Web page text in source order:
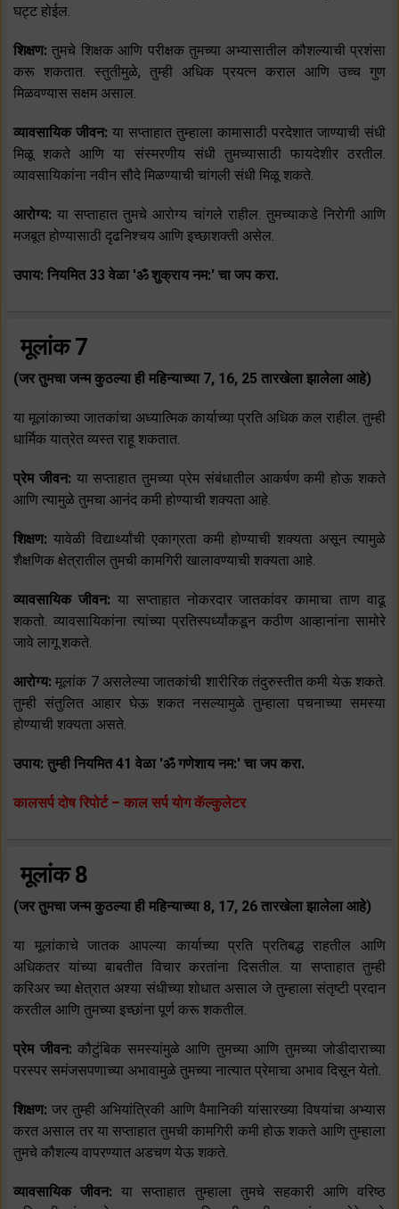
घट्ट होईल.
शिक्षण:तुमचे शिक्षक आणि परीक्षक तुमच्या अभ्यासातील कौशल्याची प्रशंसा
करू शकतात. स्तुतीमुळे, तुम्ही अधिक प्रयत्न कराल आणि उच्च गुण
मिळवण्यास सक्षम असाल.
व्यावसायिक जीवन: या सप्ताहात तुम्हाला कामासाठी परदेशात जाण्याची संधी
मिळू शकते आणि या संस्मरणीय संधी तुमच्यासाठी फायदेशीर ठरतील.
व्यावसायिकांना नवीन सौदे मिळण्याची चांगली संधी मिळू शकते.
आरोग्य:या सप्ताहात तुमचे आरोग्य चांगले राहील. तुमच्याकडे निरोगी आणि
मजबूत होण्यासाठी दृढनिश्चय आणि इच्छाशक्ती असेल.
उपाय: नियमित 33 वेळा 'ॐ शुक्राय नम:' चा जप करा.
मूलांक 7
(जर तुमचा जन्म कुठल्या ही महिन्याच्या 7, 16, 25 तारखेला झालेला आहे)
या मूलांकाच्या जातकांचा अध्यात्मिक कार्याच्या प्रति अधिक कल राहील. तुम्ही
धार्मिक यात्रेत व्यस्त राहू शकतात.
प्रेम जीवन: या सप्ताहात तुमच्या प्रेम संबंधातील आकर्षण कमी होऊ शकते
आणि त्यामुळे तुमचा आनंद कमी होण्याची शक्यता आहे.
शिक्षण: यावेळी विद्यार्थ्यांची एकाग्रता कमी होण्याची शक्यता असून त्यामुळे
शैक्षणिक क्षेत्रातील तुमची कामगिरी खालावण्याची शक्यता आहे.
व्यावसायिक जीवन: या सप्ताहात नोकरदार जातकांवर कामाचा ताण वाढू
शकतो. व्यावसायिकांना त्यांच्या प्रतिस्पर्ध्यांकडून कठीण आव्हानांना सामोरे
जावे लागू शकते.
आरोग्य:मूलांक 7 असलेल्या जातकांची शारीरिक तंदुरुस्तीत कमी येऊ शकते.
तुम्ही संतुलित आहार घेऊ शकत नसल्यामुळे तुम्हाला पचनाच्या समस्या
होण्याची शक्यता असते.
उपाय: तुम्ही नियमित 41 वेळा 'ॐ गणेशाय नम:' चा जप करा.
कालसर्प दोष रिपोर्ट – काल सर्प योग कॅल्कुलेटर
मूलांक 8
(जर तुमचा जन्म कुठल्या ही महिन्याच्या 8, 17, 26 तारखेला झालेला आहे)
या मूलांकाचे जातक आपल्या कार्याच्या प्रति प्रतिबद्ध राहतील आणि
अधिकतर यांच्या बाबतीत विचार करतांना दिसतील. या सप्ताहात तुम्ही
करिअर च्या क्षेत्रात अश्या संधीच्या शोधात असाल जे तुम्हाला संतृष्टी प्रदान
करतील आणि तुमच्या इच्छांना पूर्ण करू शकतील.
प्रेम जीवन: कौटुंबिक समस्यांमुळे आणि तुमच्या आणि तुमच्या जोडीदाराच्या
परस्पर समंजसपणाच्या अभावामुळे तुमच्या नात्यात प्रेमाचा अभाव दिसून येतो.
शिक्षण:जर तुम्ही अभियांत्रिकी आणि वैमानिकी यांसारख्या विषयांचा अभ्यास
करत असाल तर या सप्ताहात तुमची कामगिरी कमी होऊ शकते आणि तुम्हाला
तुमचे कौशल्य वापरण्यात अडचण येऊ शकते.
व्यावसायिक जीवन:या सप्ताहात तुम्हाला तुमचे सहकारी आणि वरिष्ठ